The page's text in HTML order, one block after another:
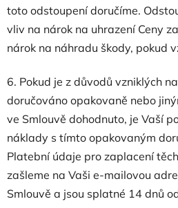
toto odstoupení doručíme.
vliv na nárok na uhrazení Ceny
nárok na náhradu škody, pokud
6. Pokud je z důvodů vzniklých
doručováno opakovaně nebo
ve Smlouvě dohodnuto, je Vaší
náklady s tímto opakovaným
Platební údaje pro zaplacení
zašleme na Vaši e-mailovou
Smlouvě a jsou splatné 14 dnů